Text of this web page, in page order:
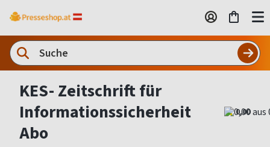
KES- Zeitschrift für
Informationssicherheit
Abo
0,00